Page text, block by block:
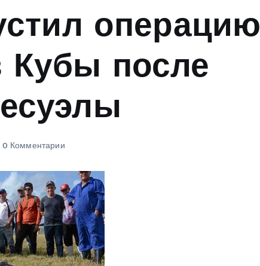
операцию
после
0 Комментарии